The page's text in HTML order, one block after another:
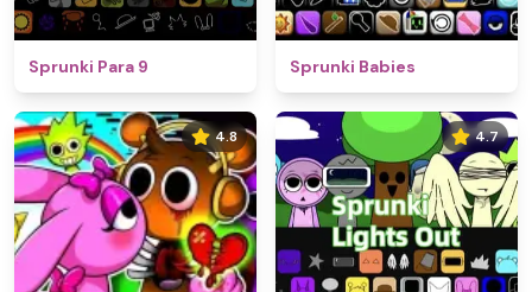
Sprunki Para 9 Sprunki Babies
4.8 4.7